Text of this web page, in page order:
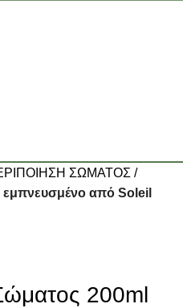
ΣΩΜΑΤΟΣ
από Soleil
200ml